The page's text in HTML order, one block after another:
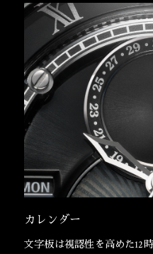
カレンダー
文字板は視認性を高めた12